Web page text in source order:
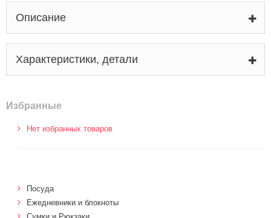
Описание
Характеристики, детали
Избранные
Нет избранных товаров
Посуда
Ежедневники и блокноты